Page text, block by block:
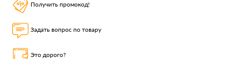
Получить промокод!
Задать вопрос по товару
Это дорого?